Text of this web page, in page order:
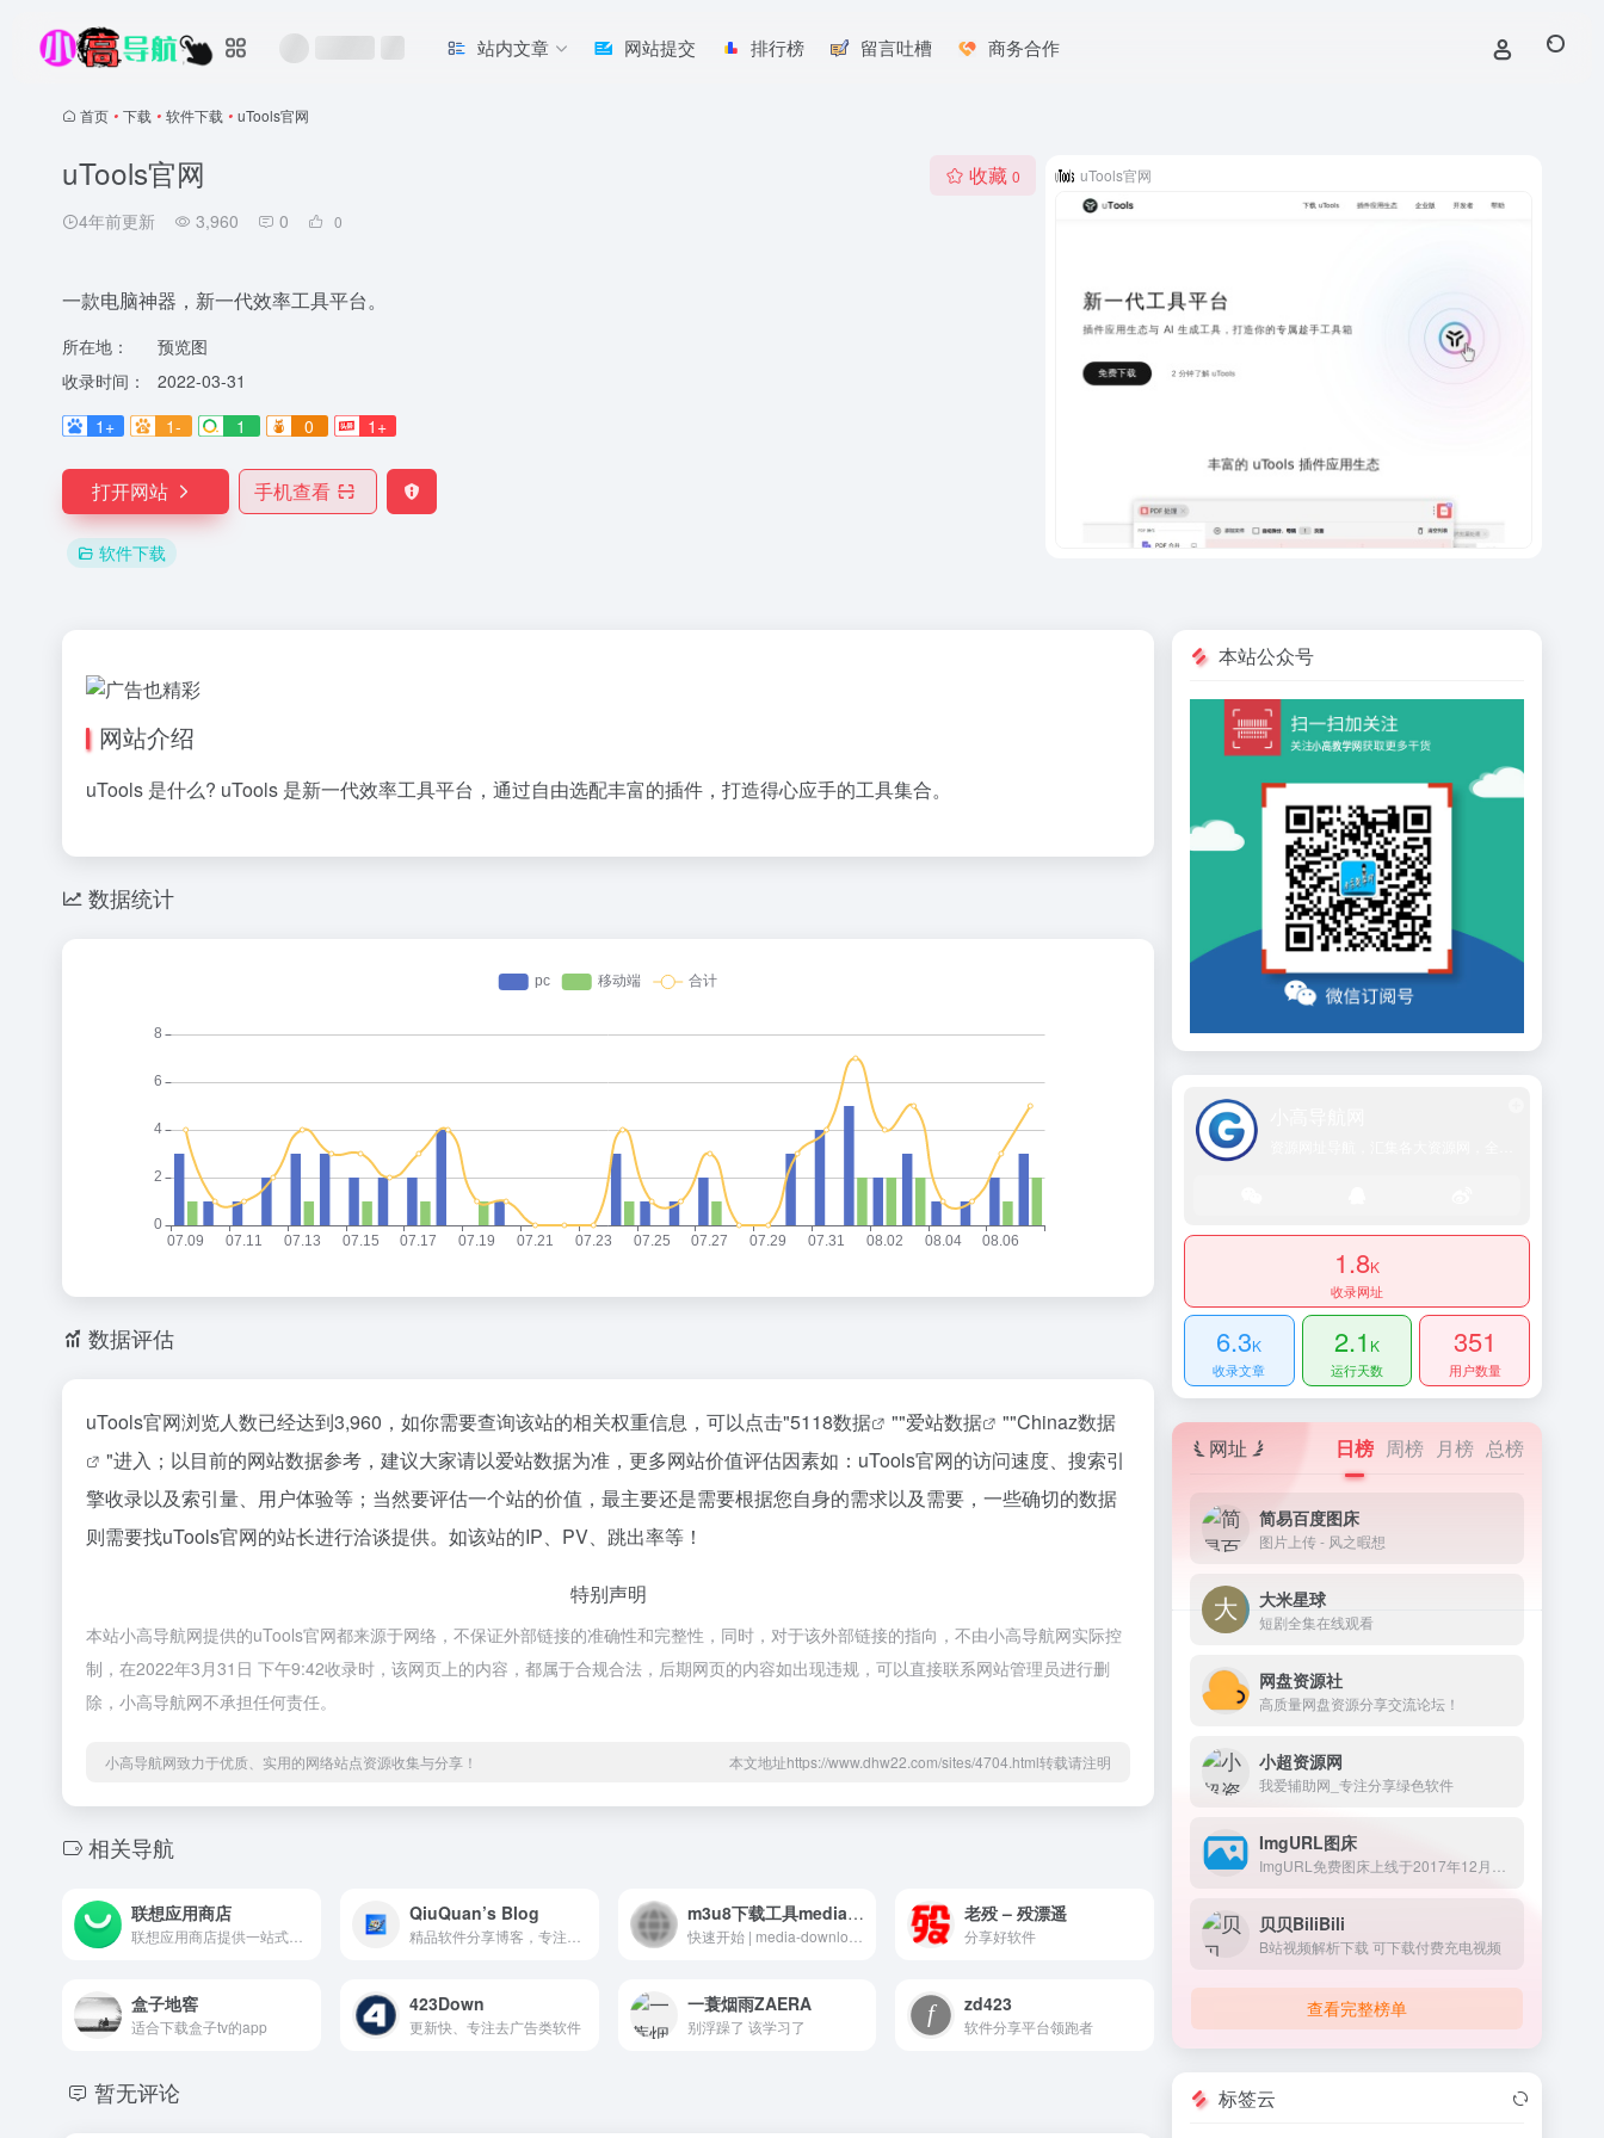
站内文章 网站提交 排行榜 留言吐槽 商务合作
首页 • 下载 • 软件下载 • uTools官网
uTools官网
4年前更新 3,960 0 0
收藏 0
一款电脑神器，新一代效率工具平台。
所在地：
预览图
收录时间：
2022-03-31
1+
1- 1 0 1+
打开网站 手机查看
软件下载
uTools官网
网站介绍
uTools 是什么? uTools 是新一代效率工具平台，通过自由选配丰富的插件，打造得心应手的工具集合。
数据统计
数据评估
uTools官网浏览人数已经达到3,960，如你需要查询该站的相关权重信息，可以点击"5118数据 ""爱站数据 ""Chinaz数据
"进入；以目前的网站数据参考，建议大家请以爱站数据为准，更多网站价值评估因素如：uTools官网的访问速度、搜索引
擎收录以及索引量、用户体验等；当然要评估一个站的价值，最主要还是需要根据您自身的需求以及需要，一些确切的数据
则需要找uTools官网的站长进行洽谈提供。如该站的IP、PV、跳出率等！
特别声明
本站小高导航网提供的uTools官网都来源于网络，不保证外部链接的准确性和完整性，同时，对于该外部链接的指向，不由小高导航网实际控
制，在2022年3月31日 下午9:42收录时，该网页上的内容，都属于合规合法，后期网页的内容如出现违规，可以直接联系网站管理员进行删
除，小高导航网不承担任何责任。
小高导航网致力于优质、实用的网络站点资源收集与分享！ 本文地址https://www.dhw22.com/sites/4704.html转载请注明
相关导航
联想应用商店 QiuQuan’s Blog m3u8下载工具media-downloader 老殁 – 殁漂遥
分享好软件
盒子地窖
适合下载盒子tv的app
423Down
更新快、专注去广告类软件
一蓑烟雨ZAERA
别浮躁了 该学习了
zd423
软件分享平台领跑者
暂无评论
本站公众号
1.8K
收录网址
6.3K
收录文章
2.1 K
运行天数
351
用户数量
网址 日榜 周榜 月榜 总榜
简易百度图床
图片上传 - 风之暇想
大米星球
短剧全集在线观看
网盘资源社
高质量网盘资源分享交流论坛！
小超资源网
我爱辅助网_专注分享绿色软件
ImgURL图床
贝贝BiliBili
B站视频解析下载 可下载付费充电视频
查看完整榜单
标签云